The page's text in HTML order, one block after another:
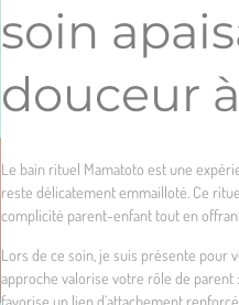
soin
douceur
Le bain rituel Mamatoto est une
reste délicatement emmailloté. Ce
complicité parent-enfant tout en
Lors de ce soin, je suis présente pour
approche valorise votre rôle de parent
favorise un lien d’attachement